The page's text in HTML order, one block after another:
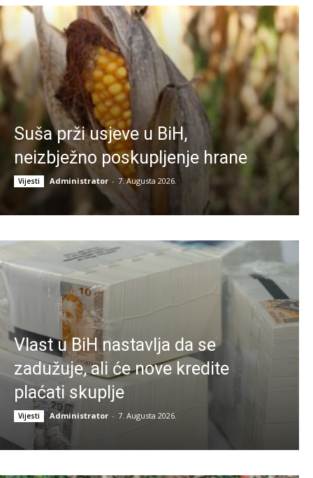
Suša prži usjeve u BiH,
neizbježno poskupljenje hrane
Vijesti Administrator - 7. Augusta 2026.
Vlast u BiH nastavlja da se
zadužuje, ali će nove kredite
plaćati skuplje
Vijesti Administrator - 7. Augusta 2026.